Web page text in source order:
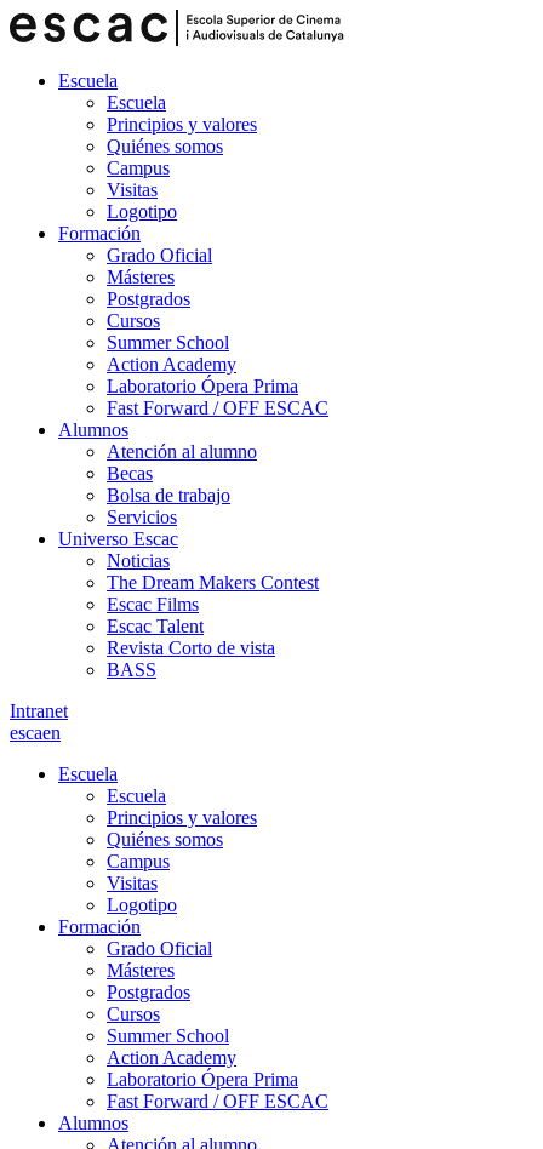
Escuela
Escuela
Principios y valores
Quiénes somos
Campus
Visitas
Logotipo
Formación
Grado Oficial
Másteres
Postgrados
Cursos
Summer School
Action Academy
Laboratorio Ópera Prima
Fast Forward / OFF ESCAC
Alumnos
Atención al alumno
Becas
Bolsa de trabajo
Servicios
Universo Escac
Noticias
The Dream Makers Contest
Escac Films
Escac Talent
Revista Corto de vista
BASS
Intranet
escaen
Escuela
Escuela
Principios y valores
Quiénes somos
Campus
Visitas
Logotipo
Formación
Grado Oficial
Másteres
Postgrados
Cursos
Summer School
Action Academy
Laboratorio Ópera Prima
Fast Forward / OFF ESCAC
Alumnos
Atención al alumno